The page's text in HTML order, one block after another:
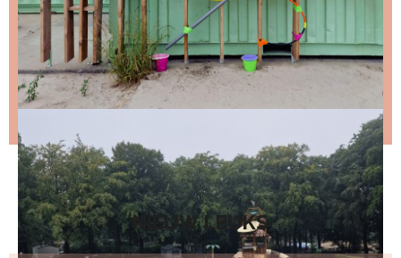
Stap 2 – open de email en bevestig je inschrijving
(niks ontvangen, bekijk dan je spam folder).
Wil je niet wachten op de volgende nieuwsbrief?
Lees
dan hier de nieuwste nieuwsbrief
NIEUW LEUKS